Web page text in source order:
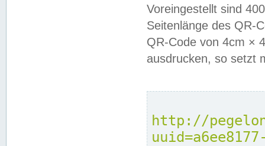
Voreingestellt sind
Seitenlänge des QR-
QR-Code von 4cm ×
ausdrucken, so setzt
http://